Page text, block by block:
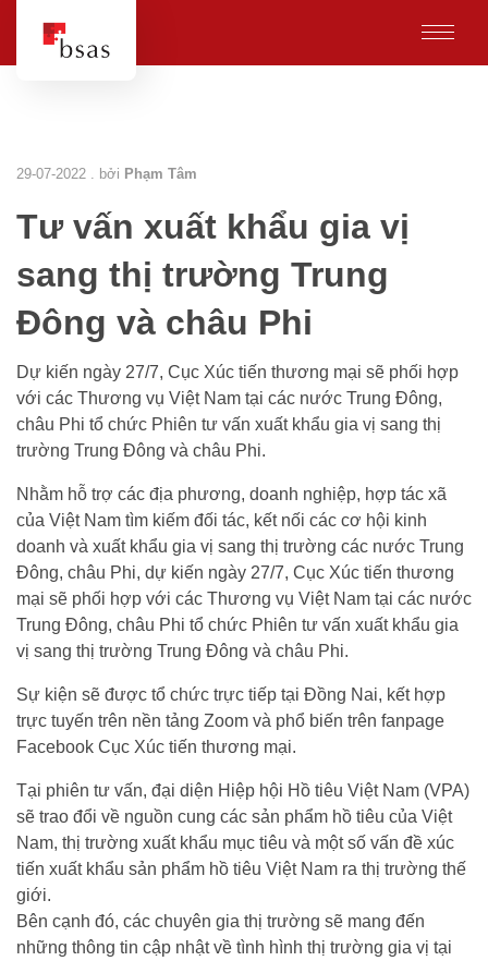
29-07-2022 . bởi Phạm Tâm
Tư vấn xuất khẩu gia vị
sang thị trường Trung
Đông và châu Phi
Dự kiến ngày 27/7, Cục Xúc tiến thương mại sẽ phối hợp
với các Thương vụ Việt Nam tại các nước Trung Đông,
châu Phi tổ chức Phiên tư vấn xuất khẩu gia vị sang thị
trường Trung Đông và châu Phi.
Nhằm hỗ trợ các địa phương, doanh nghiệp, hợp tác xã
của Việt Nam tìm kiếm đối tác, kết nối các cơ hội kinh
doanh và xuất khẩu gia vị sang thị trường các nước Trung
Đông, châu Phi, dự kiến ngày 27/7, Cục Xúc tiến thương
mại sẽ phối hợp với các Thương vụ Việt Nam tại các nước
Trung Đông, châu Phi tổ chức Phiên tư vấn xuất khẩu gia
vị sang thị trường Trung Đông và châu Phi.
Sự kiện sẽ được tổ chức trực tiếp tại Đồng Nai, kết hợp
trực tuyến trên nền tảng Zoom và phổ biến trên fanpage
Facebook Cục Xúc tiến thương mại.
Tại phiên tư vấn, đại diện Hiệp hội Hồ tiêu Việt Nam (VPA)
sẽ trao đổi về nguồn cung các sản phẩm hồ tiêu của Việt
Nam, thị trường xuất khẩu mục tiêu và một số vấn đề xúc
tiến xuất khẩu sản phẩm hồ tiêu Việt Nam ra thị trường thế
giới.
Bên cạnh đó, các chuyên gia thị trường sẽ mang đến
những thông tin cập nhật về tình hình thị trường gia vị tại